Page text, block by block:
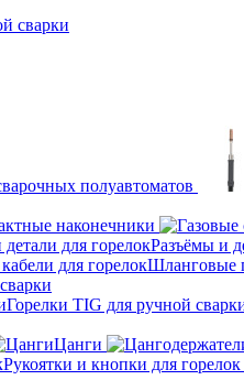
сварки
полуавтоматов
наконечники
Разъёмы и
Шланговые
Горелки TIG для ручной
Цанги
Рукоятки и кнопки для горелок